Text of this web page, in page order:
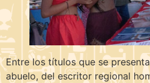
Entre los títulos que se
abuelo, del escritor regional